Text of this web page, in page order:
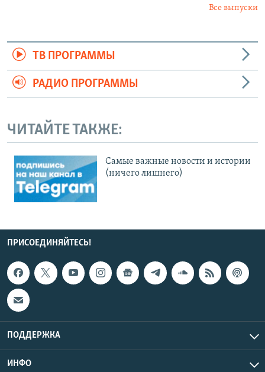
Все выпуски
ТВ ПРОГРАММЫ
РАДИО ПРОГРАММЫ
ЧИТАЙТЕ ТАКЖЕ:
Cамые важные новости и истории
(ничего лишнего)
ПРИСОЕДИНЯЙТЕСЬ!
ПОДДЕРЖКА
ИНФО